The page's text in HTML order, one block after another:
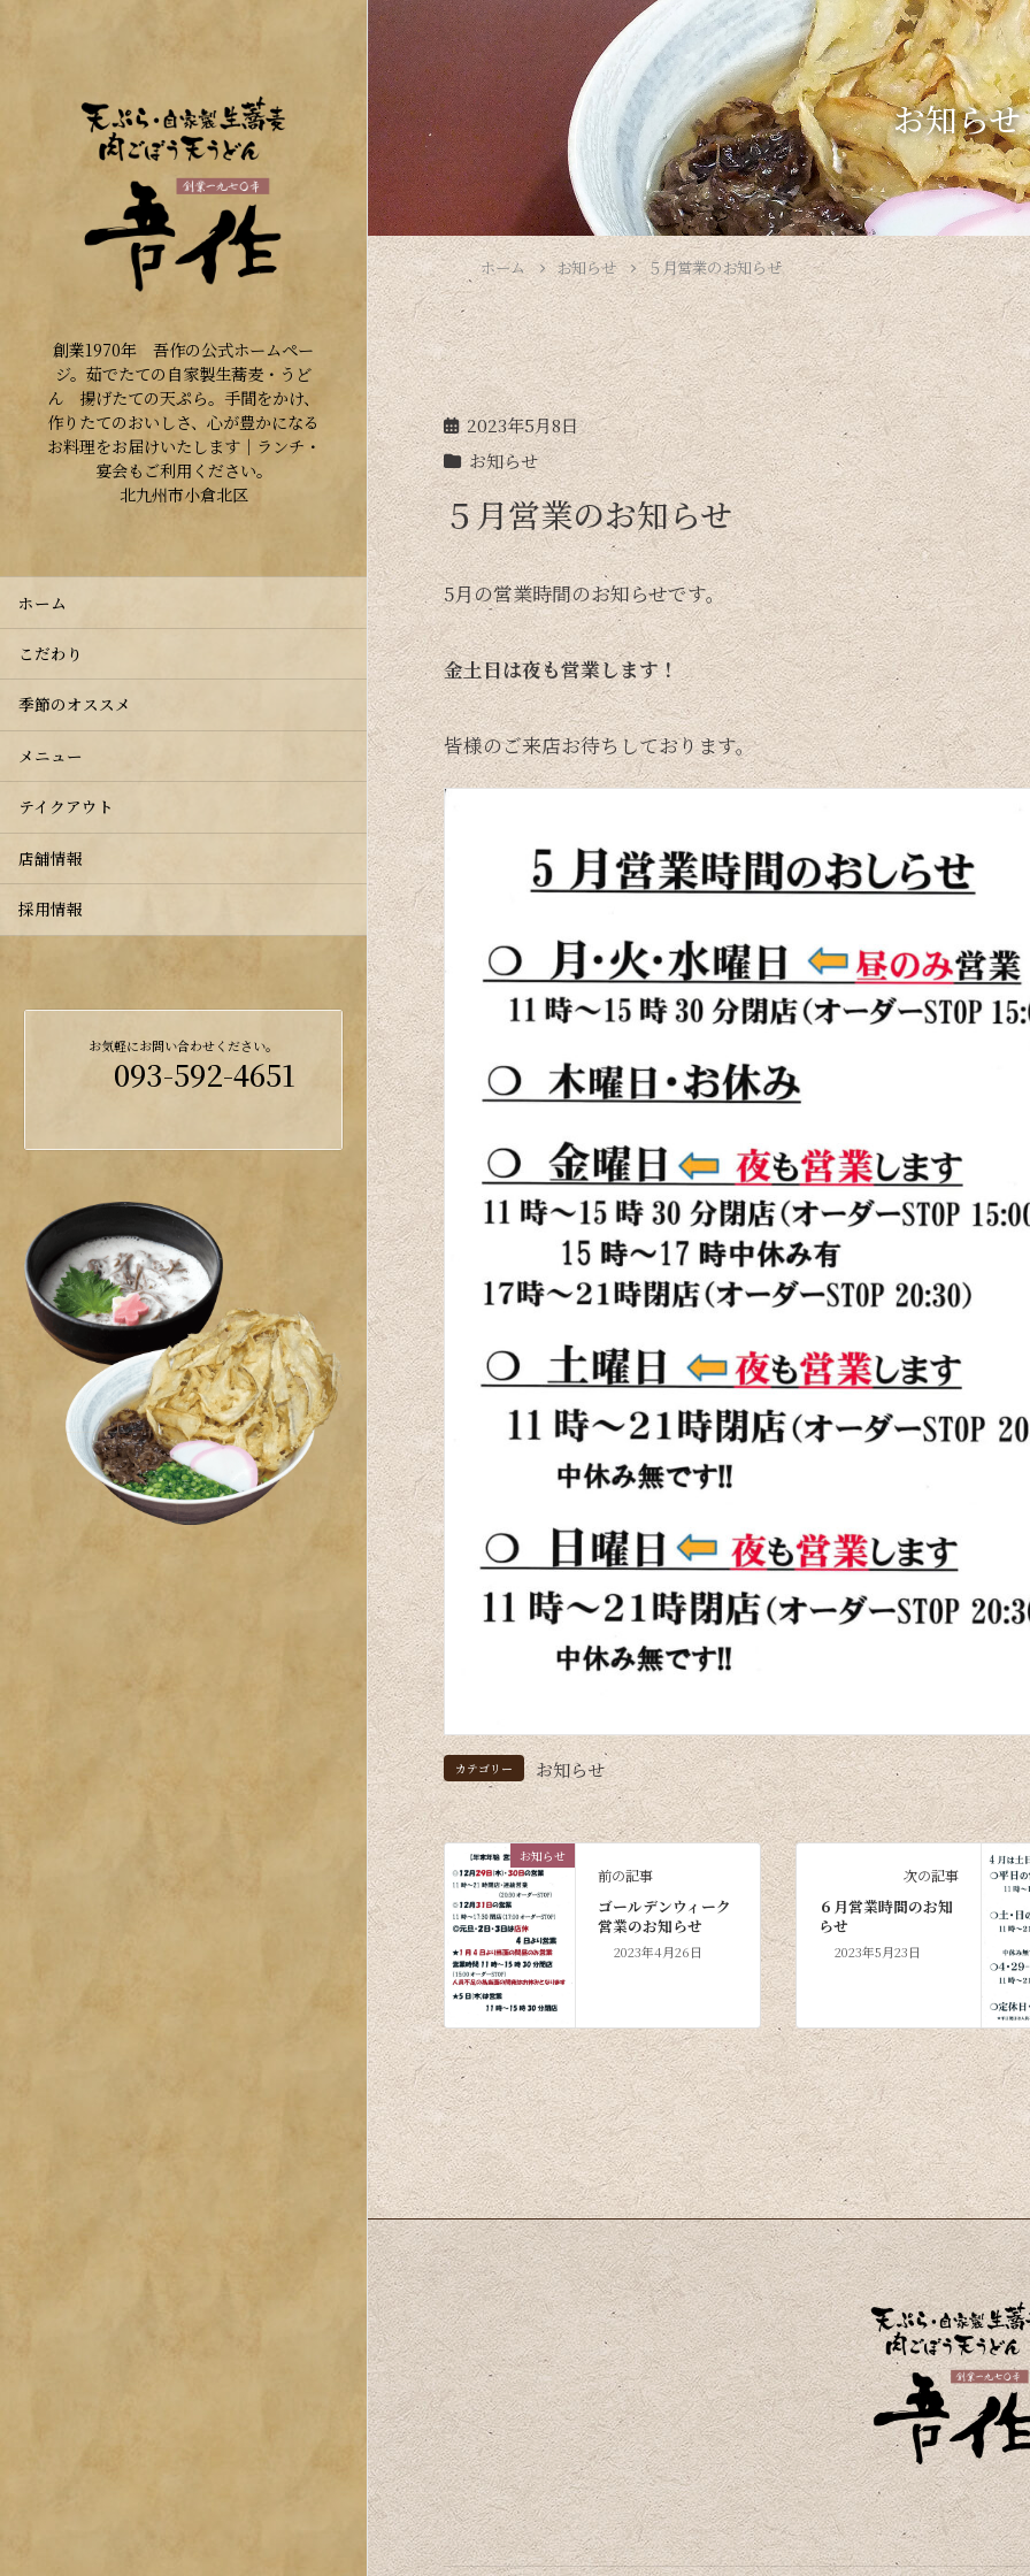
創業1970年 吾作の公式ホームペー
ジ。茹でたての自家製生蕎麦・うど
ん 揚げたての天ぷら。手間をかけ、
作りたてのおいしさ、心が豊かになる
お料理をお届けいたします｜ランチ・
宴会もご利用ください。
ホーム
こだわり
季節のオススメ
メニュー
テイクアウト
店舗情報
採用情報
お気軽にお問い合わせください。
093-592-4651
お知らせ
ホーム お知らせ ５月営業のお知らせ
2023年5月8日
お知らせ
５月営業のお知らせ
5月の営業時間のお知らせです。
金土日は夜も営業します！
皆様のご来店お待ちしております。
カテゴリー お知らせ
お知らせ
前の記事
ゴールデンウィーク
営業のお知らせ
2023年4月26日
次の記事
６月営業時間のお知
らせ
2023年5月23日